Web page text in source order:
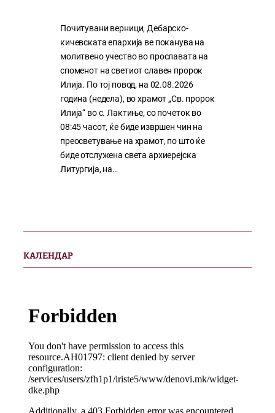
Почитувани верници, Дебарско-
кичевската епархија ве поканува на
молитвено учество во прославата на
споменот на светиот славен пророк
Илија. По тој повод, на 02.08.2026
година (недела), во храмот „Св. пророк
Илија“ во с. Лактиње, со почеток во
08:45 часот, ќе биде извршен чин на
преосветување на храмот, по што ќе
биде отслужена света архиерејска
Литургија, на…
КАЛЕНДАР